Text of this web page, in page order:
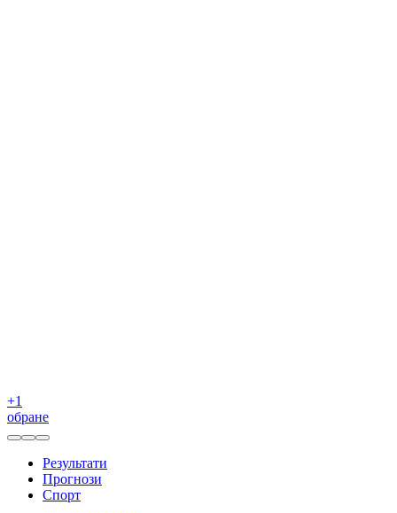
+1
обране
Результати
Прогнози
Спорт